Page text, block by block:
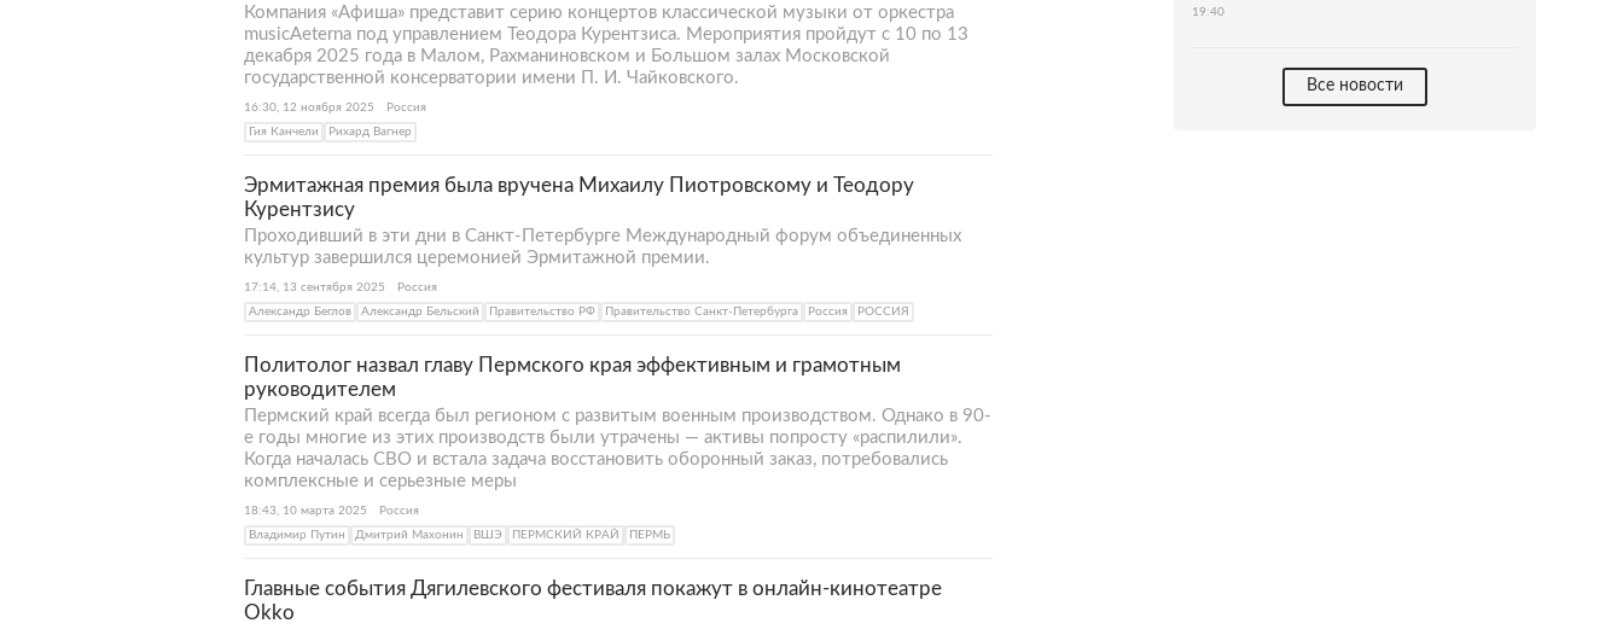
Компания «Афиша» представит серию концертов классической музыки от оркестра
musicAeterna под управлением Теодора Курентзиса. Мероприятия пройдут с 10 по 13
декабря 2025 года в Малом, Рахманиновском и Большом залах Московской
государственной консерватории имени П. И. Чайковского.
16:30, 12 ноября 2025
Россия
Гия Канчели
Рихард Вагнер
Эрмитажная премия была вручена Михаилу Пиотровскому и Теодору
Курентзису
Проходивший в эти дни в Санкт-Петербурге Международный форум объединенных
культур завершился церемонией Эрмитажной премии.
17:14, 13 сентября 2025
Россия
Александр Беглов
Александр Бельский Правительство РФ Правительство Санкт-Петербурга Россия РОССИЯ
Политолог назвал главу Пермского края эффективным и грамотным
руководителем
Пермский край всегда был регионом с развитым военным производством. Однако в 90-
е годы многие из этих производств были утрачены — активы попросту «распилили».
Когда началась СВО и встала задача восстановить оборонный заказ, потребовались
комплексные и серьезные меры
18:43, 10 марта 2025
Россия
Владимир Путин
Дмитрий Махонин ВШЭ ПЕРМСКИЙ КРАЙ ПЕРМЬ
Главные события Дягилевского фестиваля покажут в онлайн-кинотеатре
Okko
19:40
Все новости